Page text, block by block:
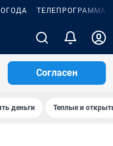
ТЕЛЕПРОГРАММА
Согласен
деньги Теплые и